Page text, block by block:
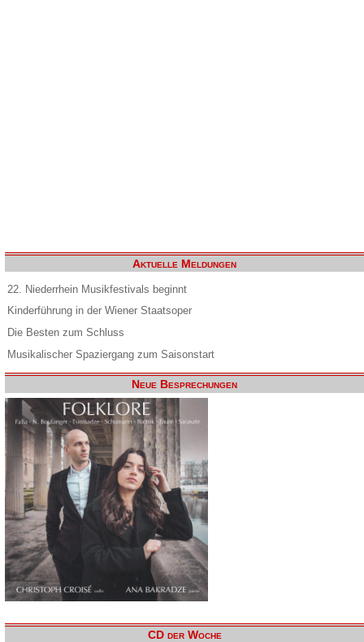
Aktuelle Meldungen
22. Niederrhein Musikfestivals beginnt
Kinderführung in der Wiener Staatsoper
Die Besten zum Schluss
Musikalischer Spaziergang zum Saisonstart
Neue Besprechungen
CD der Woche